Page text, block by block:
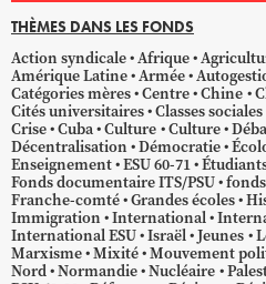
THÈMES DANS LES FONDS
Action syndicale Afrique
Amérique Latine Armée
Catégories mères Centre Chine
Cités universitaires Classes sociales
Crise Cuba Culture Culture
Décentralisation Démocratie
Enseignement ESU 60-71
Fonds documentaire ITS/PSU
Franche-comté Grandes écoles
Immigration International
International ESU Israël Jeunes
Marxisme Mixité Mouvement
Nord Normandie Nucléaire